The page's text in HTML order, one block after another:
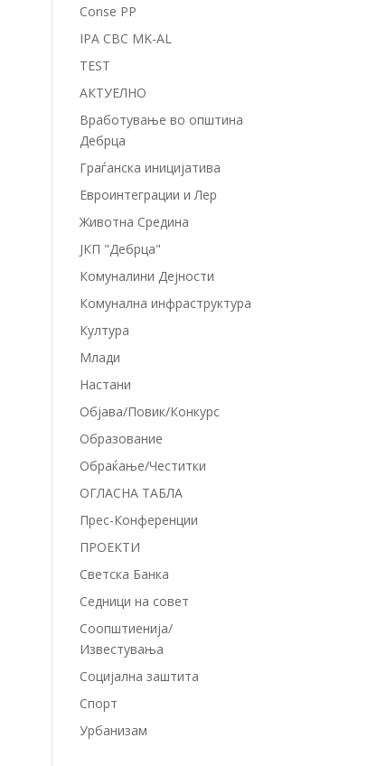
Conse PP
IPA CBC MK-AL
TEST
АКТУЕЛНО
Вработување во општина
Дебрца
Граѓанска иницијатива
Евроинтеграции и Лер
Животна Средина
ЈКП "Дебрца"
Комуналини Дејности
Комунална инфраструктура
Култура
Млади
Настани
Објава/Повик/Конкурс
Образование
Обраќање/Честитки
ОГЛАСНА ТАБЛА
Прес-Конференции
ПРОЕКТИ
Светска Банка
Седници на совет
Соопштиенија/
Известувања
Социјална заштита
Спорт
Урбанизам